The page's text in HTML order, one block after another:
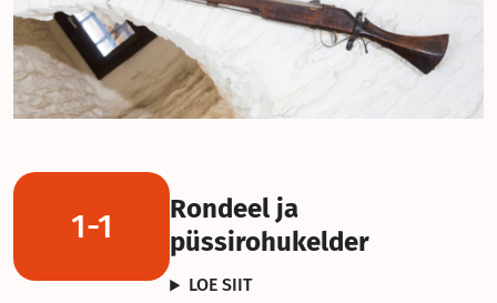
1-1
Rondeel ja
püssirohukelder
LOE SIIT